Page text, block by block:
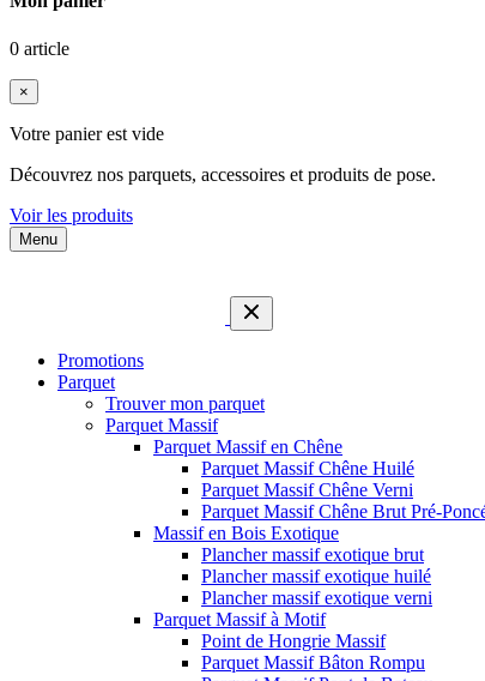
0 article
×
Votre panier est vide
Découvrez nos parquets, accessoires et produits de pose.
Voir les produits
Menu
Promotions
Parquet
Trouver mon parquet
Parquet Massif
Parquet Massif en Chêne
Parquet Massif Chêne Huilé
Parquet Massif Chêne Verni
Parquet Massif Chêne Brut Pré-
Massif en Bois Exotique
Plancher massif exotique brut
Plancher massif exotique huilé
Plancher massif exotique verni
Parquet Massif à Motif
Point de Hongrie Massif
Parquet Massif Bâton Rompu